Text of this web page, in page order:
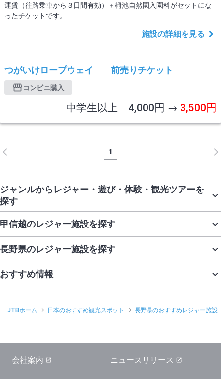
運賃（往路乗車から３日間有効）＋栂池自然園入園料がセットにな
ったチケットです。
施設の詳細を見る
つがいけロープウェイ 前売りチケット
コンビニ購入
中学生以上 4,000円 → 3,500円
1
ジャンルからレジャー・遊び・体験・観光ツアーを
探す
甲信越のレジャー施設を探す
長野県のレジャー施設を探す
おすすめ情報
JTBホーム 日本のおすすめ観光スポット 長野県のおすすめレジャー施設
会社案内 ニュースリリース